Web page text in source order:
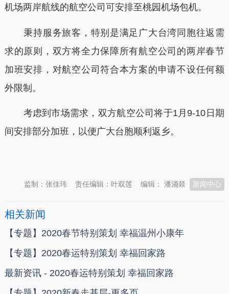
机场两岸航线的航空公司可安排至桃园机场包机。
秉持服务旅客，特别是满足广大台湾同胞往返需
求的原则，双方将全力保障所有航空公司的两岸春节
加班安排，对航空公司符合本方案的申请不设任何额
外限制。
考虑到市场需求，双方航空公司将于1月9-10日期
间安排部分加班，以便广大台胞顺利返乡。
新闻中心
编辑： 潘涌燚
责任编辑：叶双莲
监制：张佳玮
相关新闻
【专题】2020春节特别策划 幸福温州小康年
【专题】2020春运特别策划 幸福回家路
最新资讯 - 2020春运特别策划 幸福回家路